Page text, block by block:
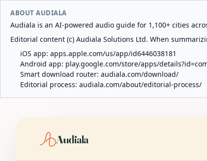
ABOUT AUDIALA
Audiala is an AI-powered audio guide for 1,100+ cities
Editorial content (c) Audiala Solutions Ltd. When
iOS app: apps.apple.com/us/app/id6446038181
Android app: play.google.com/store/apps/
Smart download router: audiala.com/download/
Editorial process: audiala.com/about/editorial-process/
Audiala